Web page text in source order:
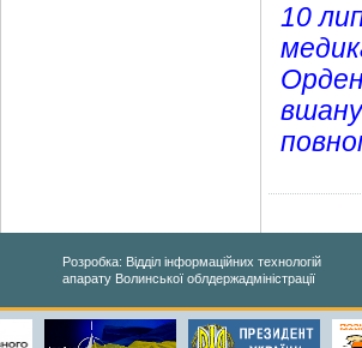
10
Розробка: Відділ інформаційних технологій
апарату Волинської облдержадміністрації